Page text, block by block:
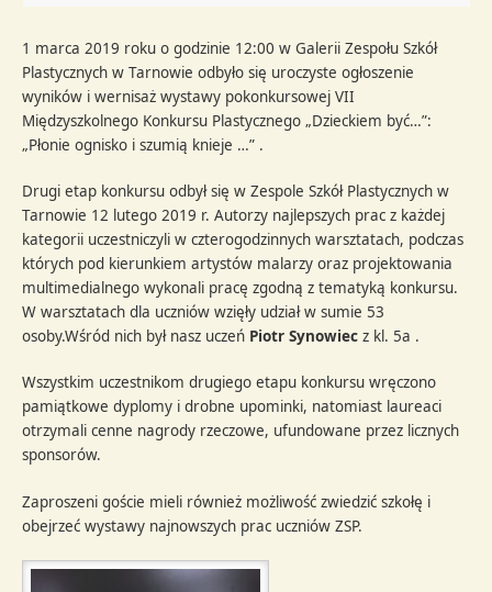
1 marca 2019 roku o godzinie 12:00 w Galerii Zespołu Szkół
Plastycznych w Tarnowie odbyło się uroczyste ogłoszenie
wyników i wernisaż wystawy pokonkursowej VII
Międzyszkolnego Konkursu Plastycznego „Dzieckiem być…”:
„Płonie ognisko i szumią knieje …” .
Drugi etap konkursu odbył się w Zespole Szkół Plastycznych w
Tarnowie 12 lutego 2019 r. Autorzy najlepszych prac z każdej
kategorii uczestniczyli w czterogodzinnych warsztatach, podczas
których pod kierunkiem artystów malarzy oraz projektowania
multimedialnego wykonali pracę zgodną z tematyką konkursu.
W warsztatach dla uczniów wzięły udział w sumie 53
osoby.Wśród nich był nasz uczeń Piotr Synowiec z kl. 5a .
Wszystkim uczestnikom drugiego etapu konkursu wręczono
pamiątkowe dyplomy i drobne upominki, natomiast laureaci
otrzymali cenne nagrody rzeczowe, ufundowane przez licznych
sponsorów.
Zaproszeni goście mieli również możliwość zwiedzić szkołę i
obejrzeć wystawy najnowszych prac uczniów ZSP.